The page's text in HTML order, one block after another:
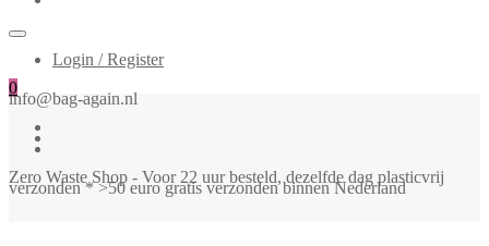
Login / Register
0
info@bag-again.nl
Zero Waste Shop - Voor 22 uur besteld, dezelfde dag plasticvrij
verzonden * >50 euro gratis verzonden binnen Nederland